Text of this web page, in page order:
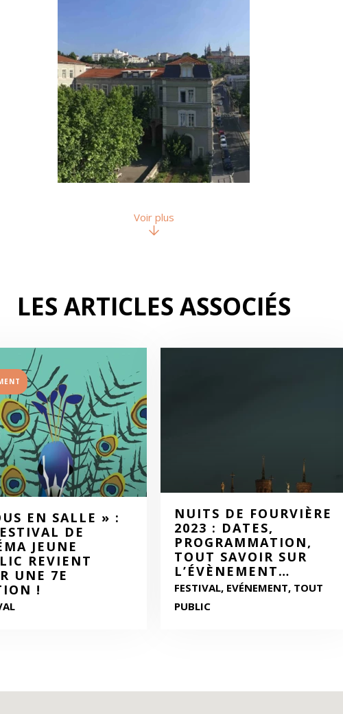
Voir plus
LES ARTICLES ASSOCIÉS
EN SALLE » :
DE
JEUNE
REVIENT
UNE 7E
!
NUITS DE FOURVIÈRE
2023 : DATES,
PROGRAMMATION,
TOUT SAVOIR SUR
L’ÉVÈNEMENT…
FESTIVAL, EVÉNEMENT, TOUT
PUBLIC